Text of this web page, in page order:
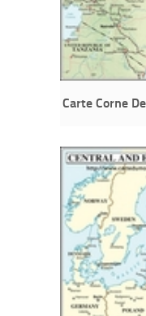
Carte Corne